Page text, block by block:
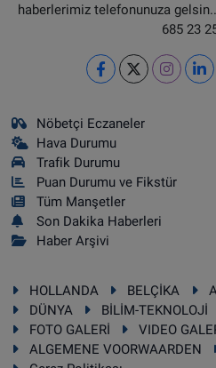
haberlerimiz telefonunuza
685 23
Nöbetçi Eczaneler
Hava Durumu
Trafik Durumu
Puan Durumu ve Fikstür
Tüm Manşetler
Son Dakika Haberleri
Haber Arşivi
HOLLANDA BELÇİKA
DÜNYA
BİLİM-TEKNOLOJİ
FOTO GALERİ
VIDEO
ALGEMENE VOORWAARDEN